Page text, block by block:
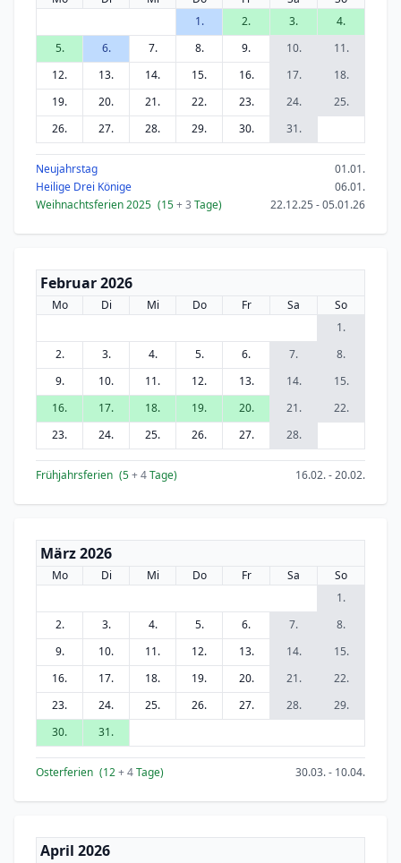
1.
2. 3.
4.
5.
6. 7. 8. 9. 10.
11.
12.
13. 14. 15. 16. 17.
18.
19.
20. 21. 22. 23. 24.
25.
26.
27. 28. 29. 30. 31.
Neujahrstag
01.01.
Heilige Drei Könige
06.01.
Weihnachtsferien 2025 (15+ 3 Tage) 22.12.25 - 05.01.26
Februar 2026
Mo Di Mi Do Fr Sa
So
1.
2.
3. 4. 5. 6. 7.
8.
9.
10. 11. 12. 13. 14.
15.
16.
17. 18. 19. 20. 21.
22.
23.
24. 25. 26. 27. 28.
Frühjahrsferien (5+ 4Tage) 16.02. - 20.02.
März 2026
Mo Di Mi Do Fr Sa
So
1.
2.
3. 4. 5. 6. 7.
8.
9.
10. 11. 12. 13. 14.
15.
16.
17. 18. 19. 20. 21.
22.
23.
24. 25. 26. 27. 28.
29.
30.
31.
Osterferien (12+ 4Tage) 30.03. - 10.04.
April 2026